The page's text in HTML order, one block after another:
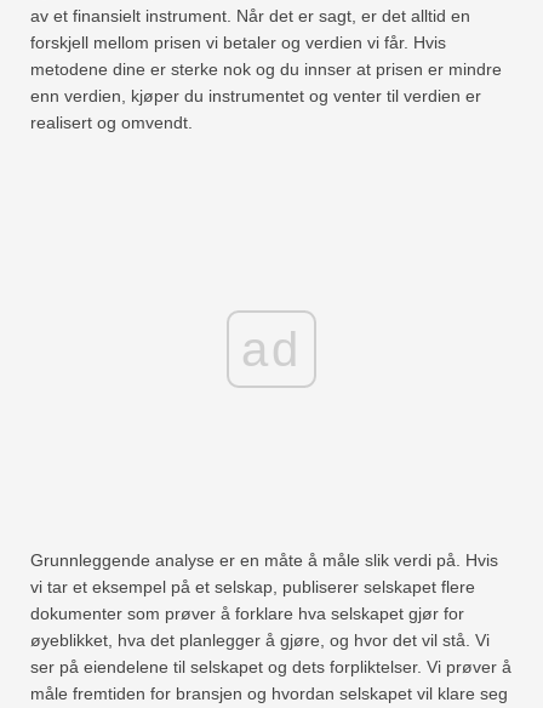
av et finansielt instrument. Når det er sagt, er det alltid en
forskjell mellom prisen vi betaler og verdien vi får. Hvis
metodene dine er sterke nok og du innser at prisen er mindre
enn verdien, kjøper du instrumentet og venter til verdien er
realisert og omvendt.
ad
Grunnleggende analyse er en måte å måle slik verdi på. Hvis
vi tar et eksempel på et selskap, publiserer selskapet flere
dokumenter som prøver å forklare hva selskapet gjør for
øyeblikket, hva det planlegger å gjøre, og hvor det vil stå. Vi
ser på eiendelene til selskapet og dets forpliktelser. Vi prøver å
måle fremtiden for bransjen og hvordan selskapet vil klare seg